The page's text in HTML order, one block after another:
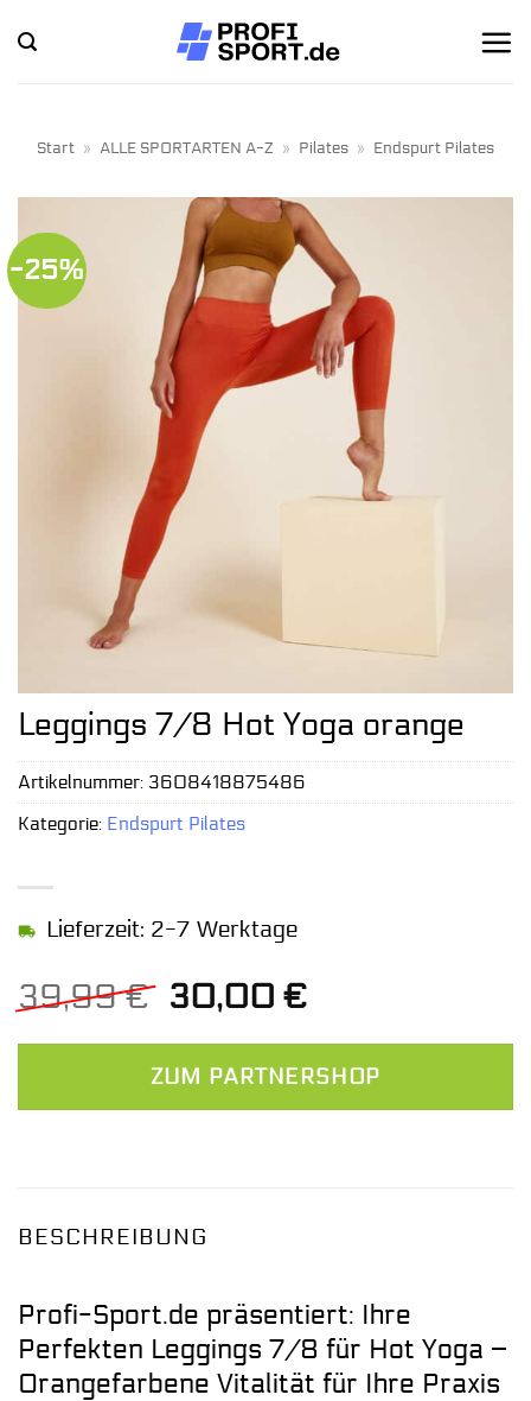
Inhalt
springen
Start » ALLE SPORTARTEN A-Z » Pilates » Endspurt Pilates
-25%
Leggings 7/8 Hot Yoga orange
39,99€ Ursprünglicher
war:
39,99 €
30,00 €Aktueller
ist:
30,00 €.
Lieferzeit: 2-7 Werktage
ZUM PARTNERSHOP
Artikelnummer: 3608418875486
Kategorie: Endspurt Pilates
BESCHREIBUNG
Profi-Sport.de präsentiert: Ihre
Perfekten Leggings 7/8 für Hot Yoga –
Orangefarbene Vitalität für Ihre Praxis